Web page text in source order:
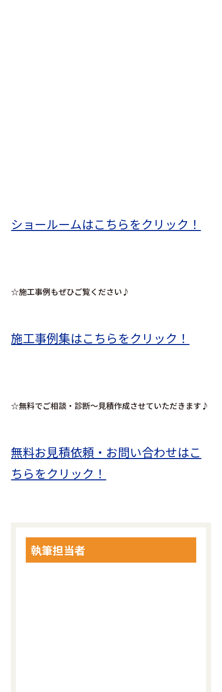
ショールームはこちらをクリック！
☆施工事例もぜひご覧ください♪
施工事例集はこちらをクリック！
☆無料でご相談・診断～見積作成させていただきます♪
無料お見積依頼・お問い合わせはこ
ちらをクリック！
執筆担当者